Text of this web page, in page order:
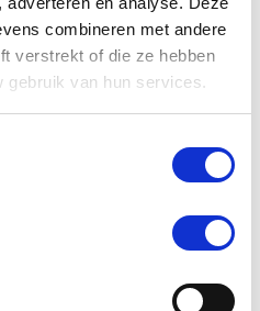
combineren met andere
verstrekt of die ze hebben
gebruik van hun services.